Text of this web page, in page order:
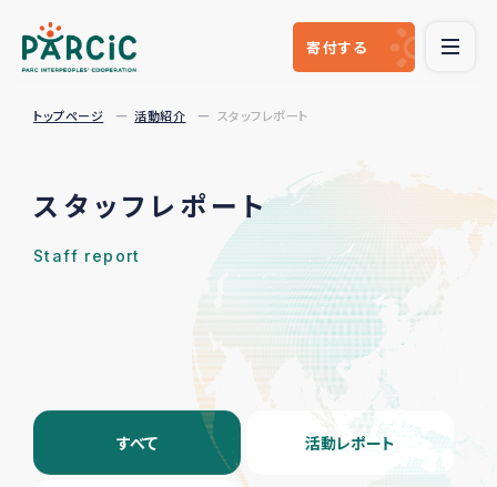
寄付する
トップページ 活動紹介 スタッフレポート
スタッフレポート
Staff report
すべて 活動レポート